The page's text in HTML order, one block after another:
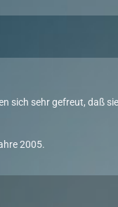
sich sehr gefreut, daß
2005.